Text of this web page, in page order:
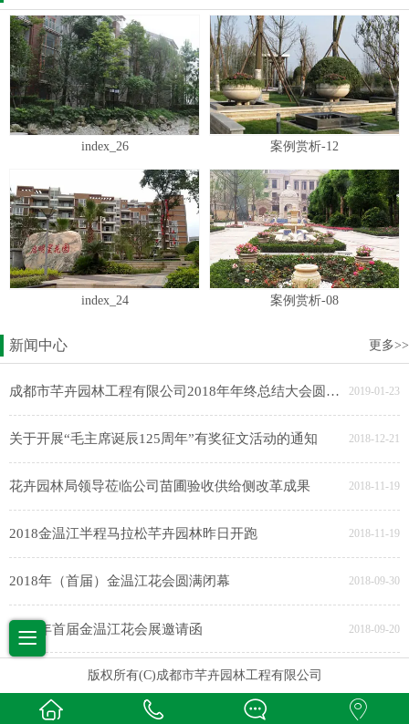
index_26 案例赏析-12
index_24 案例赏析-08
新闻中心 更多>>
成都市芊卉园林工程有限公司2018年年终总结大会圆满完成 2019-01-23
关于开展“毛主席诞辰125周年”有奖征文活动的通知 2018-12-21
花卉园林局领导莅临公司苗圃验收供给侧改革成果 2018-11-19
2018金温江半程马拉松芊卉园林昨日开跑 2018-11-19
2018年（首届）金温江花会圆满闭幕 2018-09-30
2018年首届金温江花会展邀请函 2018-09-20
版权所有(C)成都市芊卉园林工程有限公司